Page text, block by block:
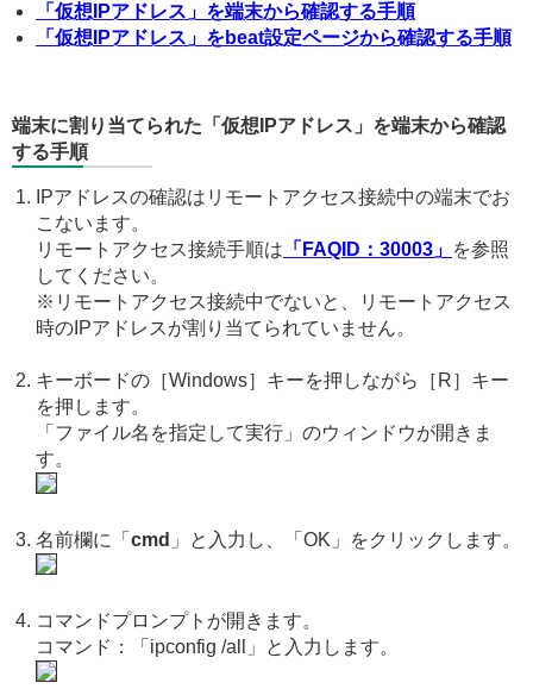
「仮想IPアドレス」を端末から確認する手順
「仮想IPアドレス」をbeat設定ページから確認する手順
端末に割り当てられた「仮想IPアドレス」を端末から確認
する手順
IPアドレスの確認はリモートアクセス接続中の端末でお
こないます。
リモートアクセス接続手順は 「FAQID：30003」 を参照
してください。
※リモートアクセス接続中でないと、リモートアクセス
時のIPアドレスが割り当てられていません。
キーボードの［Windows］キーを押しながら［R］キー
を押します。
「ファイル名を指定して実行」のウィンドウが開きま
す。
名前欄に「 cmd 」と入力し、「OK」をクリックします。
コマンドプロンプトが開きます。
コマンド：「ipconfig /all」と入力します。